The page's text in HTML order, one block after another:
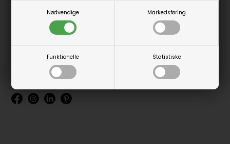
Nødvendige Markedsføring
Funktionelle Statistiske